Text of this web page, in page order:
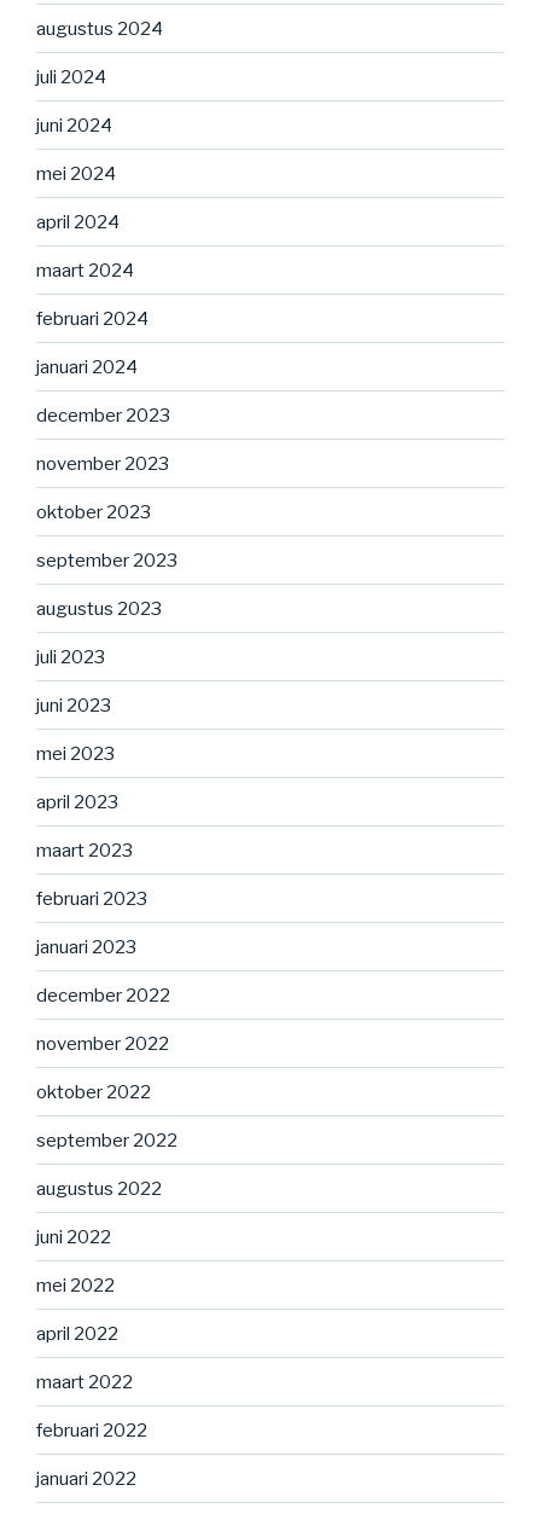
augustus 2024
juli 2024
juni 2024
mei 2024
april 2024
maart 2024
februari 2024
januari 2024
december 2023
november 2023
oktober 2023
september 2023
augustus 2023
juli 2023
juni 2023
mei 2023
april 2023
maart 2023
februari 2023
januari 2023
december 2022
november 2022
oktober 2022
september 2022
augustus 2022
juni 2022
mei 2022
april 2022
maart 2022
februari 2022
januari 2022